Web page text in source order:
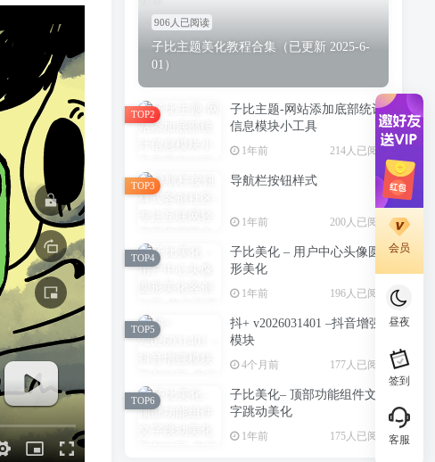
906人已阅读
子比主题美化教程合集（已更新 2025-6-
01）
子比主题-网站添加底部统计
信息模块小工具
1年前 214人已阅读
TOP2
导航栏按钮样式
1年前 200人已阅读
TOP3
子比美化 – 用户中心头像圆
形美化
1年前 196人已阅读
TOP4
抖+ v2026031401 –抖音增强
模块
4个月前 177人已阅读
TOP5
子比美化– 顶部功能组件文
字跳动美化
1年前 175人已阅读
TOP6
会员
昼夜
签到
客服